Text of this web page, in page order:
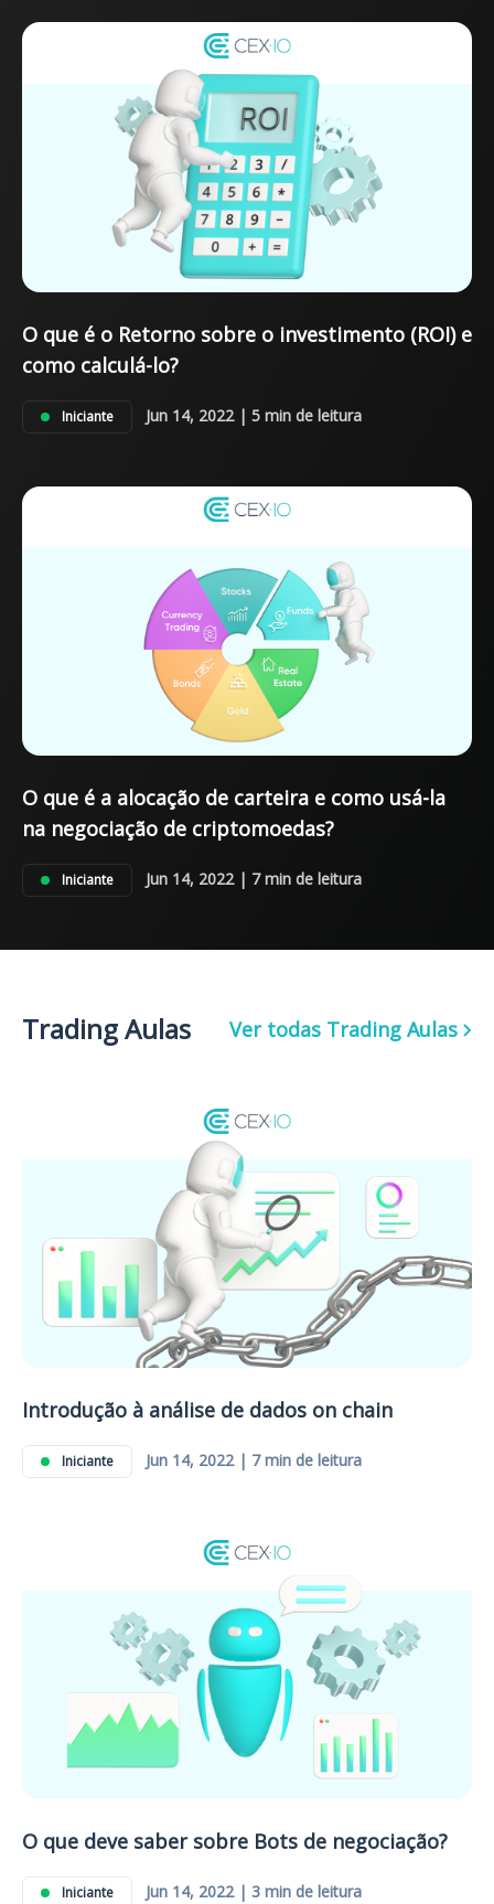
O que é o Retorno sobre o investimento (ROI) e
como calculá-lo?
Iniciante Jun 14, 2022 | 5 min de leitura
O que é a alocação de carteira e como usá-la
na negociação de criptomoedas?
Iniciante Jun 14, 2022 | 7 min de leitura
Trading Aulas Ver todas Trading Aulas
Introdução à análise de dados on chain
Iniciante Jun 14, 2022 | 7 min de leitura
O que deve saber sobre Bots de negociação?
Iniciante Jun 14, 2022 | 3 min de leitura